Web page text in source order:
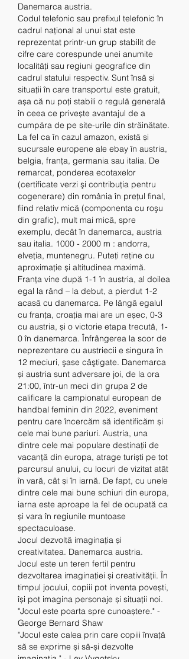
Danemarca austria.
Codul telefonic sau prefixul telefonic în
cadrul național al unui stat este
reprezentat printr-un grup stabilit de
cifre care corespunde unei anumite
localități sau regiuni geografice din
cadrul statului respectiv. Sunt însă și
situații în care transportul este gratuit,
așa că nu poți stabili o regulă generală
în ceea ce privește avantajul de a
cumpăra de pe site-urile din străinătate.
La fel ca în cazul amazon, există și
sucursale europene ale ebay în austria,
belgia, franța, germania sau italia. De
remarcat, ponderea ecotaxelor
(certificate verzi şi contribuţia pentru
cogenerare) din românia în preţul final,
fiind relativ mică (componenta cu roşu
din grafic), mult mai mică, spre
exemplu, decât în danemarca, austria
sau italia. 1000 - 2000 m : andorra,
elveția, muntenegru. Puteți reține cu
aproximație și altitudinea maximă.
Franța vine după 1-1 în austria, al doilea
egal la rând – la debut, a pierdut 1-2
acasă cu danemarca. Pe lângă egalul
cu franța, croația mai are un eșec, 0-3
cu austria, și o victorie etapa trecută, 1-
0 în danemarca. Înfrângerea la scor de
neprezentare cu austriecii e singura în
12 meciuri, şase câştigate. Danemarca
și austria sunt adversare joi, de la ora
21:00, într-un meci din grupa 2 de
calificare la campionatul european de
handbal feminin din 2022, eveniment
pentru care încercăm să identificăm și
cele mai bune pariuri. Austria, una
dintre cele mai populare destinații de
vacanță din europa, atrage turiști pe tot
parcursul anului, cu locuri de vizitat atât
în vară, cât și în iarnă. De fapt, cu unele
dintre cele mai bune schiuri din europa,
iarna este aproape la fel de ocupată ca
și vara în regiunile muntoase
spectaculoase.
Jocul dezvoltă imaginația și
creativitatea. Danemarca austria.
Jocul este un teren fertil pentru
dezvoltarea imaginației și creativității. În
timpul jocului, copiii pot inventa povești,
își pot imagina personaje și situații noi.
"Jocul este poarta spre cunoaștere." -
George Bernard Shaw
"Jocul este calea prin care copiii învață
să se exprime și să-și dezvolte